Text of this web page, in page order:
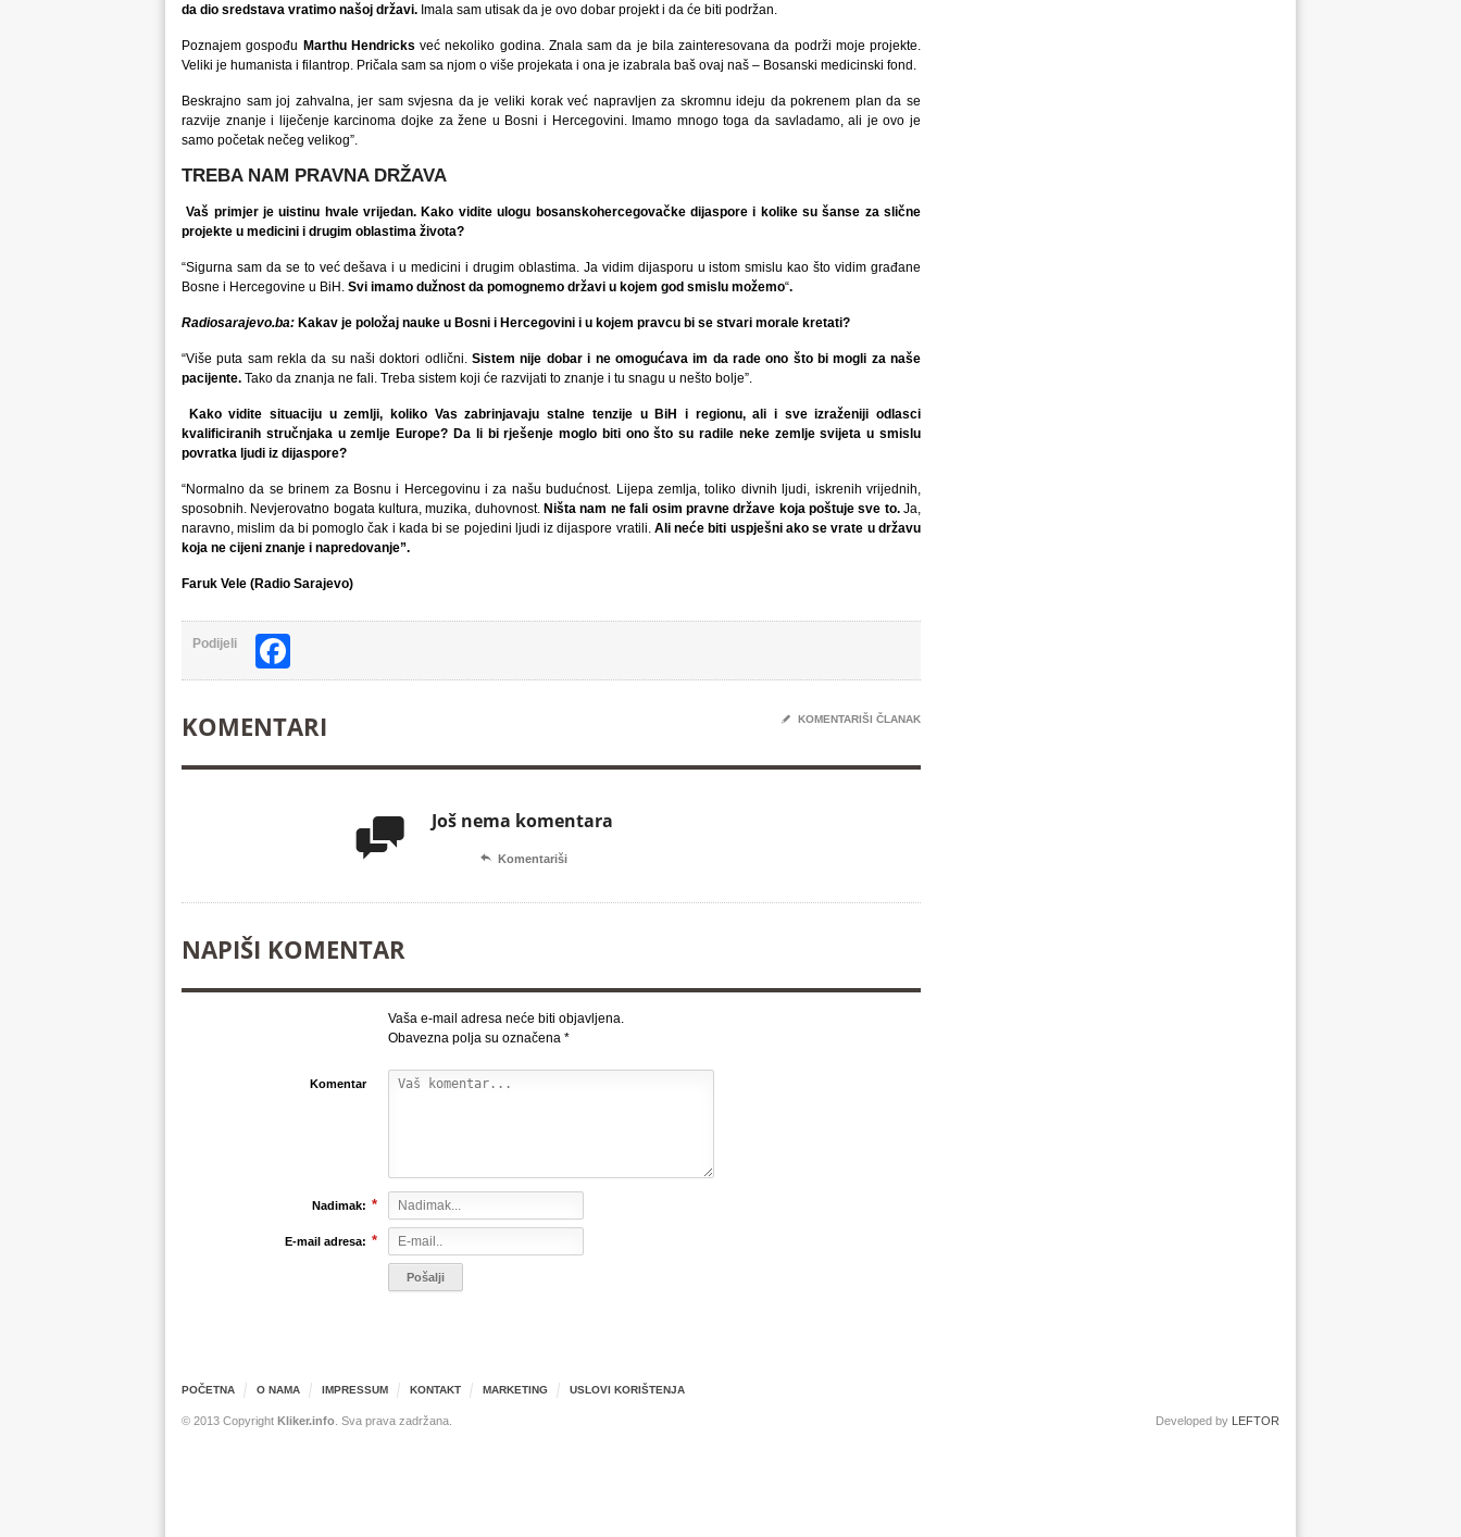
da dio sredstava vratimo našoj državi. Imala sam utisak da je ovo dobar projekt i da će biti podržan.
Poznajem gospođu Marthu Hendricks već nekoliko godina. Znala sam da je bila zainteresovana da podrži moje projekte.
Veliki je humanista i filantrop. Pričala sam sa njom o više projekata i ona je izabrala baš ovaj naš – Bosanski medicinski fond.
Beskrajno sam joj zahvalna, jer sam svjesna da je veliki korak već napravljen za skromnu ideju da pokrenem plan da se
razvije znanje i liječenje karcinoma dojke za žene u Bosni i Hercegovini. Imamo mnogo toga da savladamo, ali je ovo je
samo početak nečeg velikog”.
TREBA NAM PRAVNA DRŽAVA
Vaš primjer je uistinu hvale vrijedan. Kako vidite ulogu bosanskohercegovačke dijaspore i kolike su šanse za slične
projekte u medicini i drugim oblastima života?
“Sigurna sam da se to već dešava i u medicini i drugim oblastima. Ja vidim dijasporu u istom smislu kao što vidim građane
Bosne i Hercegovine u BiH. Svi imamo dužnost da pomognemo državi u kojem god smislu možemo“.
Radiosarajevo.ba: Kakav je položaj nauke u Bosni i Hercegovini i u kojem pravcu bi se stvari morale kretati?
“Više puta sam rekla da su naši doktori odlični.Sistem nije dobar i ne omogućava im da rade ono što bi mogli za naše
pacijente. Tako da znanja ne fali. Treba sistem koji će razvijati to znanje i tu snagu u nešto bolje”.
Kako vidite situaciju u zemlji, koliko Vas zabrinjavaju stalne tenzije u BiH i regionu, ali i sve izraženiji odlasci
kvalificiranih stručnjaka u zemlje Europe? Da li bi rješenje moglo biti ono što su radile neke zemlje svijeta u smislu
povratka ljudi iz dijaspore?
“Normalno da se brinem za Bosnu i Hercegovinu i za našu budućnost. Lijepa zemlja, toliko divnih ljudi, iskrenih vrijednih,
sposobnih. Nevjerovatno bogata kultura, muzika, duhovnost. Ništa nam ne fali osim pravne države koja poštuje sve to.Ja,
naravno, mislim da bi pomoglo čak i kada bi se pojedini ljudi iz dijaspore vratili. Ali neće biti uspješni ako se vrate u državu
koja ne cijeni znanje i napredovanje”.
Faruk Vele (Radio Sarajevo)
Podijeli
KOMENTARI ✎ KOMENTARIŠI ČLANAK
 Još nema komentara
 Komentariši
NAPIŠI KOMENTAR
Vaša e-mail adresa neće biti objavljena.
Obavezna polja su označena *
Komentar
Nadimak: *
E-mail adresa: *
POČETNA O NAMA IMPRESSUM KONTAKT MARKETING USLOVI KORIŠTENJA
© 2013 Copyright Kliker.info . Sva prava zadržana. Developed by LEFTOR